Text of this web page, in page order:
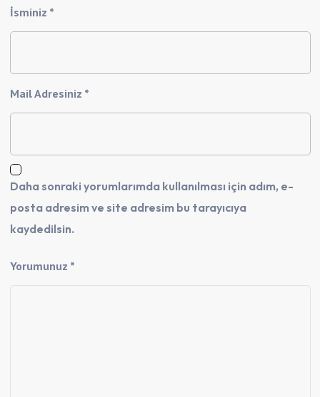
İsminiz *
Mail Adresiniz *
Daha sonraki yorumlarımda kullanılması için adım, e-
posta adresim ve site adresim bu tarayıcıya
kaydedilsin.
Yorumunuz *